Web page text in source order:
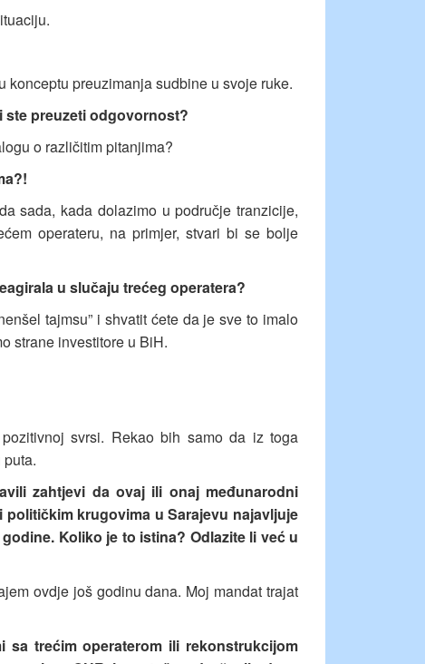
konceptu preuzimanja sudbine u svoje ruke.
ste preuzeti odgovornost?
o različitim pitanjima?
sada, kada dolazimo u područje tranzicije,
operateru, na primjer, stvari bi se bolje
u slučaju trećeg operatera?
tajmsu” i shvatit ćete da je sve to imalo
strane investitore u BiH.
svrsi. Rekao bih samo da iz toga
zahtjevi da ovaj ili onaj međunarodni
krugovima u Sarajevu najavljuje
Koliko je to istina? Odlazite li već u
ovdje još godinu dana. Moj mandat trajat
trećim operaterom ili rekonstrukcijom